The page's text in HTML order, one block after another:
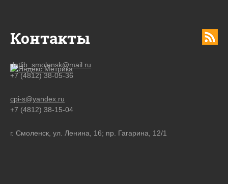
Контакты
detlib_smolensk@mail.ru
+7 (4812) 38-05-36
cpi-s@yandex.ru
+7 (4812) 38-15-04
г. Смоленск, ул. Ленина, 16; пр. Гагарина, 12/1